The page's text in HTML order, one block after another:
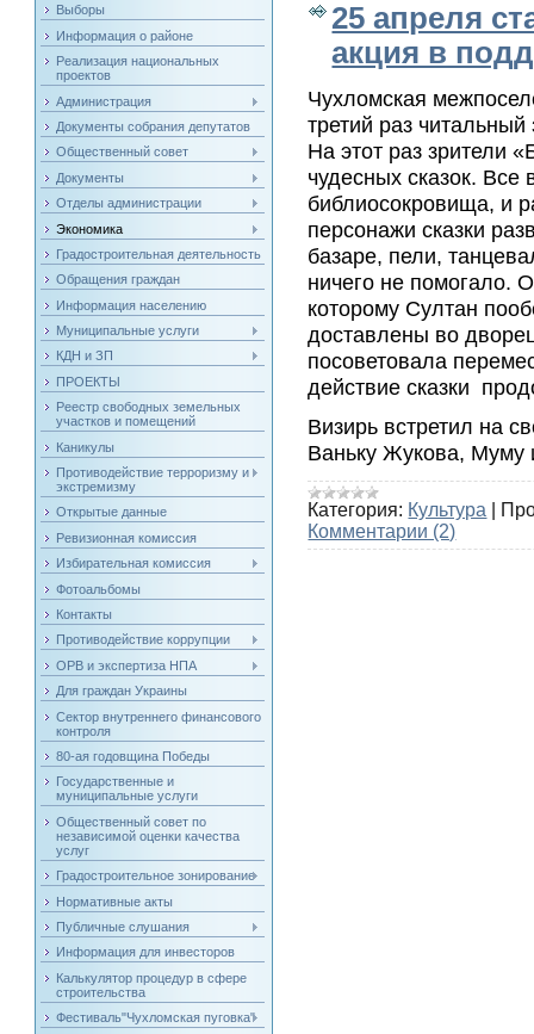
Выборы
Информация о районе
Реализация национальных
проектов
Администрация
Документы собрания депутатов
Общественный совет
Документы
Отделы администрации
Экономика
Градостроительная деятельность
Обращения граждан
Информация населению
Муниципальные услуги
КДН и ЗП
ПРОЕКТЫ
Реестр свободных земельных
участков и помещений
Каникулы
Противодействие терроризму и
экстремизму
Открытые данные
Ревизионная комиссия
Избирательная комиссия
Фотоальбомы
Контакты
Противодействие коррупции
ОРВ и экспертиза НПА
Для граждан Украины
Сектор внутреннего финансового
контроля
80-ая годовщина Победы
Государственные и
муниципальные услуги
Общественный совет по
независимой оценки качества
услуг
Градостроительное зонирование
Нормативные акты
Публичные слушания
Информация для инвесторов
Калькулятор процедур в сфере
строительства
Фестиваль"Чухломская пуговка"
25 апреля
акция в
Чухломская
третий раз
На этот раз зрители
чудесных сказок. Все
библиосокровища, и
персонажи сказки
базаре, пели,
ничего не помогало.
которому Султан
доставлены во
посоветовала
действие сказки
Визирь встретил на
Ваньку Жукова, Муму
Категория: Культура
Комментарии (2)